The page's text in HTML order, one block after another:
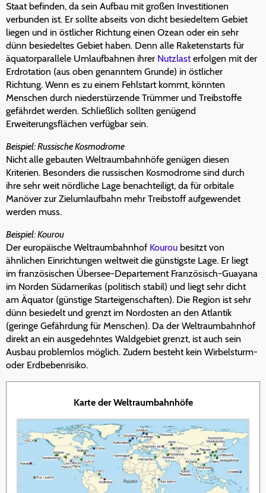
Staat befinden, da sein Aufbau mit großen Investitionen
verbunden ist. Er sollte abseits von dicht besiedeltem Gebiet
liegen und in östlicher Richtung einen Ozean oder ein sehr
dünn besiedeltes Gebiet haben. Denn alle Raketenstarts für
äquatorparallele Umlaufbahnen ihrer Nutzlasterfolgen mit der
Erdrotation (aus oben genanntem Grunde) in östlicher
Richtung. Wenn es zu einem Fehlstart kommt, könnten
Menschen durch niederstürzende Trümmer und Treibstoffe
gefährdet werden. Schließlich sollten genügend
Erweiterungsflächen verfügbar sein.
Beispiel: Russische Kosmodrome
Nicht alle gebauten Weltraumbahnhöfe genügen diesen
Kriterien. Besonders die russischen Kosmodrome sind durch
ihre sehr weit nördliche Lage benachteiligt, da für orbitale
Manöver zur Zielumlaufbahn mehr Treibstoff aufgewendet
werden muss.
Beispiel: Kourou
Der europäische Weltraumbahnhof Kourou besitzt von
ähnlichen Einrichtungen weltweit die günstigste Lage. Er liegt
im französischen Übersee-Departement Französisch-Guayana
im Norden Südamerikas (politisch stabil) und liegt sehr dicht
am Äquator (günstige Starteigenschaften). Die Region ist sehr
dünn besiedelt und grenzt im Nordosten an den Atlantik
(geringe Gefährdung für Menschen). Da der Weltraumbahnhof
direkt an ein ausgedehntes Waldgebiet grenzt, ist auch sein
Ausbau problemlos möglich. Zudem besteht kein Wirbelsturm-
oder Erdbebenrisiko.
Karte der Weltraumbahnhöfe